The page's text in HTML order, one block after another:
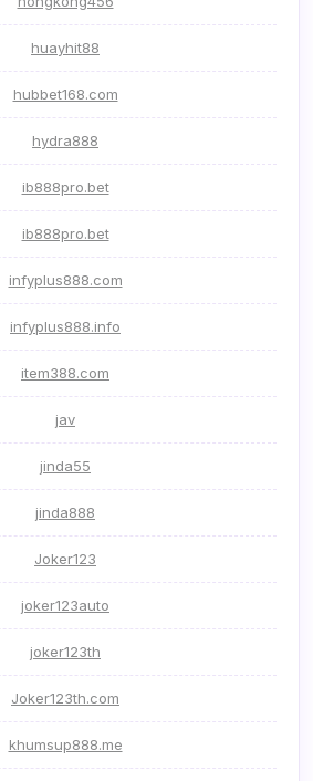
huayhit88
hubbet168.com
hydra888
ib888pro.bet
ib888pro.bet
infyplus888.com
infyplus888.info
item388.com
jav
jinda55
jinda888
Joker123
joker123auto
joker123th
Joker123th.com
khumsup888.me